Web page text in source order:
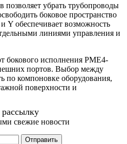
позволяет убрать трубопроводы
боковое пространство
Y обеспечивает возможность
линиями управления и
бокового исполнения PME4-
портов. Выбор между
по компоновке оборудования,
поверхности и
свежие новости
Отправить